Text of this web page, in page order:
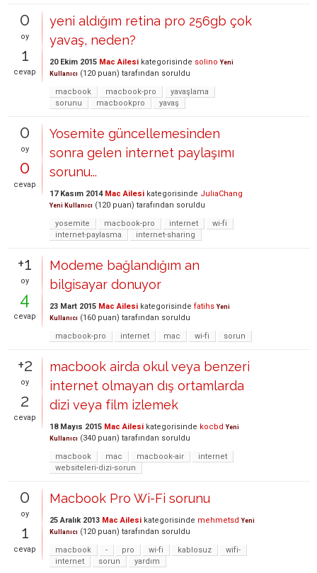
0
oy
1
cevap
yeni aldığım retina pro 256gb çok
yavaş, neden?
20 Ekim 2015 Mac Ailesi kategorisinde solino Yeni
Kullanıcı (120 puan) tarafından soruldu
macbook
macbook-pro
yavaşlama
sorunu
macbookpro yavaş
0
oy
0
cevap
Yosemite güncellemesinden
sonra gelen internet paylaşımı
sorunu...
17 Kasım 2014 Mac Ailesi kategorisinde JuliaChang
Yeni Kullanıcı (120 puan) tarafından soruldu
yosemite
macbook-pro internet
wi-fi
internet-paylasma
internet-sharing
+1
oy
4
cevap
Modeme bağlandığım an
bilgisayar donuyor
23 Mart 2015 Mac Ailesi kategorisinde fatihs Yeni
Kullanıcı (160 puan) tarafından soruldu
macbook-pro
internet mac wi-fi sorun
+2
oy
2
cevap
macbook airda okul veya benzeri
internet olmayan dış ortamlarda
dizi veya film izlemek
18 Mayıs 2015 Mac Ailesi kategorisinde kocbd Yeni
Kullanıcı (340 puan) tarafından soruldu
macbook
mac macbook-air
internet
websiteleri-dizi-sorun
0
oy
1
cevap
Macbook Pro Wi-Fi sorunu
25 Aralık 2013 Mac Ailesi kategorisinde mehmetsd Yeni
Kullanıcı (120 puan) tarafından soruldu
macbook
- pro wi-fi kablosuz
wifi-
internet
sorun yardım